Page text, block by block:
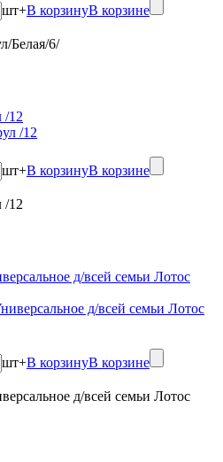
шт+В корзинуВ корзине
Белая/6/
/12
шт+В корзинуВ корзине
/12
д/всей семьи Лотос
шт+В корзинуВ корзине
д/всей семьи Лотос